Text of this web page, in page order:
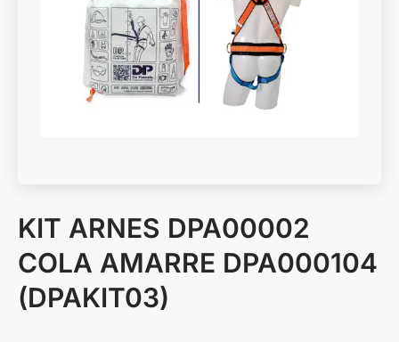
KIT ARNES DPA00002
COLA AMARRE DPA000104
(DPAKIT03)